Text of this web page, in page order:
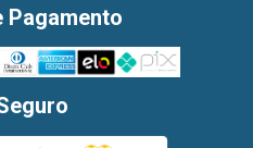
Pagamento